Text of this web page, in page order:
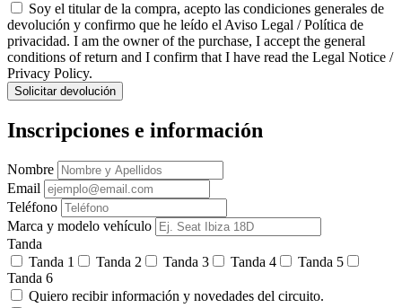
Soy el titular de la compra, acepto las condiciones generales de
devolución y confirmo que he leído el Aviso Legal / Política de
privacidad. I am the owner of the purchase, I accept the general
conditions of return and I confirm that I have read the Legal Notice /
Privacy Policy.
Solicitar devolución
Inscripciones e información
Nombre
Email
Teléfono
Marca y modelo vehículo
Tanda
Tanda 1
Tanda 2 Tanda 3 Tanda 4
Tanda 5
Tanda 6
Quiero recibir información y novedades del circuito.